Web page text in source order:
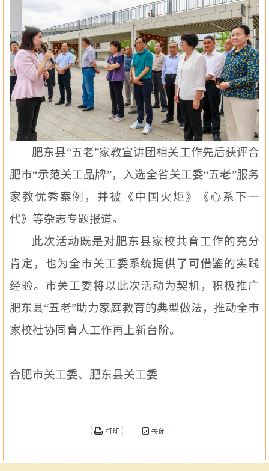
肥东县“五老”家教宣讲团相关工作先后获评合
肥市“示范关工品牌”，入选全省关工委“五老”服务
家教优秀案例，并被《中国火炬》《心系下一
代》等杂志专题报道。
此次活动既是对肥东县家校共育工作的充分
肯定，也为全市关工委系统提供了可借鉴的实践
经验。市关工委将以此次活动为契机，积极推广
肥东县“五老”助力家庭教育的典型做法，推动全市
家校社协同育人工作再上新台阶。
合肥市关工委、 肥东县关工委